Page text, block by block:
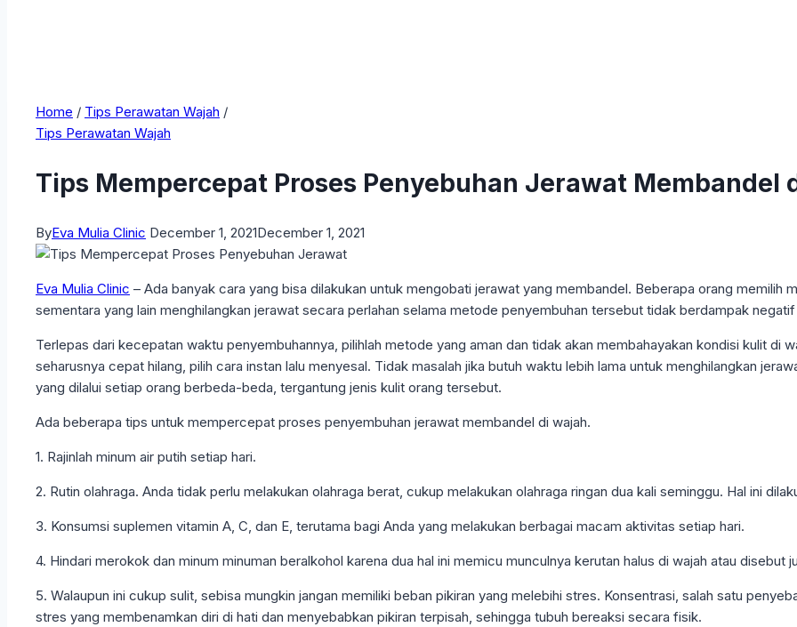
Home / Tips Perawatan Wajah /
Tips Perawatan Wajah
Tips Mempercepat Proses Penyebuhan Jerawat Membandel
ByEva Mulia Clinic December 1, 2021December 1, 2021
Eva Mulia Clinic – Ada banyak cara yang bisa dilakukan untuk mengobati jerawat yang membandel. Beberapa orang memilih
sementara yang lain menghilangkan jerawat secara perlahan selama metode penyembuhan tersebut tidak berdampak
Terlepas dari kecepatan waktu penyembuhannya, pilihlah metode yang aman dan tidak akan membahayakan kondisi kulit di
seharusnya cepat hilang, pilih cara instan lalu menyesal. Tidak masalah jika butuh waktu lebih lama untuk menghilangkan
yang dilalui setiap orang berbeda-beda, tergantung jenis kulit orang tersebut.
Ada beberapa tips untuk mempercepat proses penyembuhan jerawat membandel di wajah.
1. Rajinlah minum air putih setiap hari.
2. Rutin olahraga. Anda tidak perlu melakukan olahraga berat, cukup melakukan olahraga ringan dua kali seminggu. Hal ini
3. Konsumsi suplemen vitamin A, C, dan E, terutama bagi Anda yang melakukan berbagai macam aktivitas setiap hari.
4. Hindari merokok dan minum minuman beralkohol karena dua hal ini memicu munculnya kerutan halus di wajah atau disebut
5. Walaupun ini cukup sulit, sebisa mungkin jangan memiliki beban pikiran yang melebihi stres. Konsentrasi, salah satu
stres yang membenamkan diri di hati dan menyebabkan pikiran terpisah, sehingga tubuh bereaksi secara fisik.